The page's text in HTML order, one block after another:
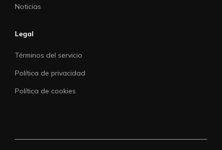
Noticias
Legal
Términos del servicio
Política de privacidad
Política de cookies